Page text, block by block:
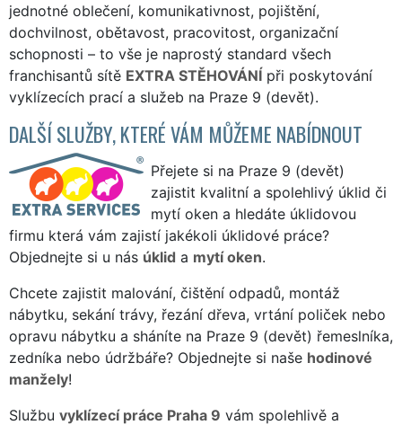
jednotné oblečení, komunikativnost, pojištění,
dochvilnost, obětavost, pracovitost, organizační
schopnosti – to vše je naprostý standard všech
franchisantů sítě EXTRA STĚHOVÁNÍ při poskytování
vyklízecích prací a služeb na Praze 9 (devět).
DALŠÍ SLUŽBY, KTERÉ VÁM MŮŽEME NABÍDNOUT
Přejete si na Praze 9 (devět)
zajistit kvalitní a spolehlivý úklid či
mytí oken a hledáte úklidovou
firmu která vám zajistí jakékoli úklidové práce?
Objednejte si u nás úklid a mytí oken.
Chcete zajistit malování, čištění odpadů, montáž
nábytku, sekání trávy, řezání dřeva, vrtání poliček nebo
opravu nábytku a sháníte na Praze 9 (devět) řemeslníka,
zedníka nebo údržbáře? Objednejte si naše hodinové
manžely!
Službu vyklízecí práce Praha 9 vám spolehlivě a